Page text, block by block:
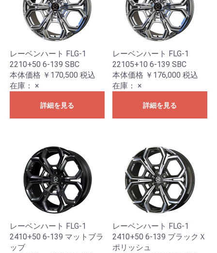
レーベンハート FLG-1
2210+50 6-139 SBC
本体価格 ￥170,500 税込
在庫： ×
詳細を見る
レーベンハート FLG-1
22105+10 6-139 SBC
本体価格 ￥176,000 税込
在庫： ×
詳細を見る
レーベンハート FLG-1
2410+50 6-139 マットブラ
ッブ
レーベンハート FLG-1
2410+50 6-139 ブラックＸ
ポリッシュ
お買い物を続ける カートへ進む